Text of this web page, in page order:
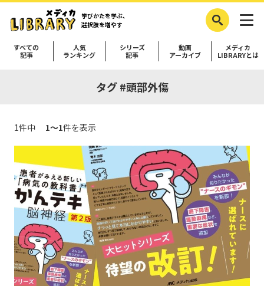
学びかたを学ぶ、
選択肢を増やす
すべての
記事
人気
ランキング
シリーズ
記事
動画
アーカイブ
メディカ
LIBRARYとは
タグ #頭部外傷
1件中 1～1件を表示